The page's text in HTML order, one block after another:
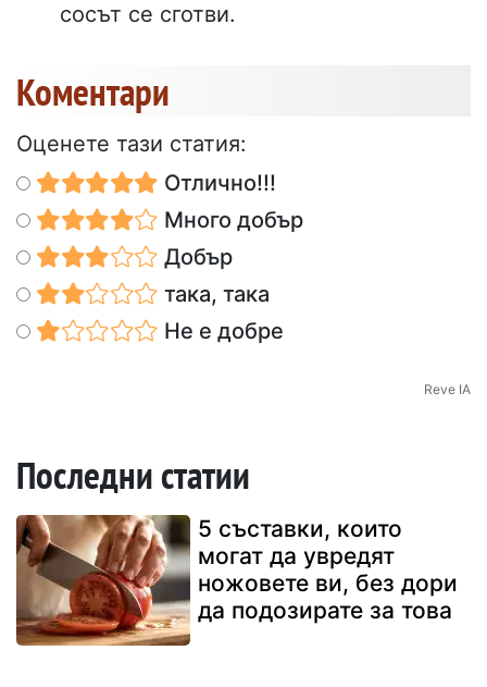
сосът се сготви.
Коментари
Оценете тази статия:
Отлично!!!
Много добър
Добър
така, така
Не е добре
Reve IA
Последни статии
5 съставки, които
могат да увредят
ножовете ви, без дори
да подозирате за това